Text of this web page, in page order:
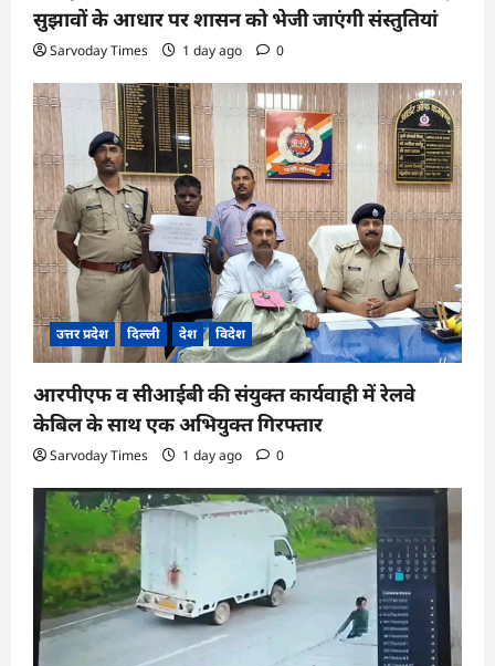
सुझावों के आधार पर शासन को भेजी जाएंगी संस्तुतियां
Sarvoday Times 1 day ago 0
उत्तर प्रदेश दिल्ली देश विदेश
आरपीएफ व सीआईबी की संयुक्त कार्यवाही में रेलवे
केबिल के साथ एक अभियुक्त गिरफ्तार
Sarvoday Times 1 day ago 0